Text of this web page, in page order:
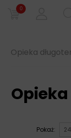
0
Opieka
Pokaż: